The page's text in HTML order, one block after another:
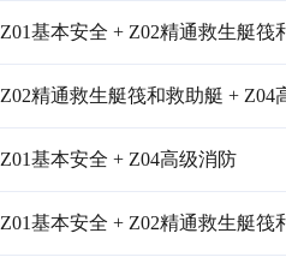
Z01基本安全 + Z02精通救生艇筏
Z02精通救生艇筏和救助艇 + Z04
Z01基本安全 + Z04高级消防
Z01基本安全 + Z02精通救生艇筏